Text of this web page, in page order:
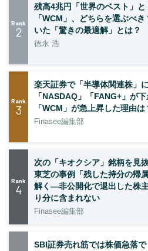
Rank
2
残高4兆円「世界のベスト」と
「WCM」、どちらを選ぶべ
いた「驚きの最適解」とは？
徳永 浩
Rank
3
楽天証券で「半導体関連株」に
「NASDAQ」「FANG+」が
「WCM」が急上昇した理由は
Finasee編集部
Rank
4
次の「キオクシア」銘柄を見
東芝の事例「残した持分の帰
解く—非公開化で退出した株
り分に含まれない
Finasee編集部
SBI証券売れ筋では株価急落